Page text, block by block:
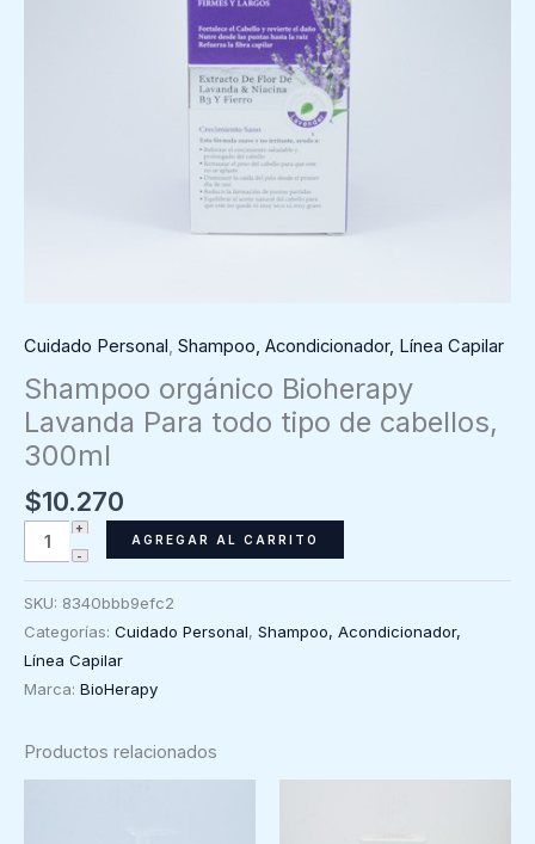
Cuidado Personal , Shampoo, Acondicionador, Línea Capilar
Shampoo orgánico Bioherapy
Lavanda Para todo tipo de cabellos,
300ml
$10.270
Shampoo
orgánico
cabellos,
AGREGAR AL CARRITO
SKU: 8340bbb9efc2
Categorías: Cuidado Personal, Shampoo, Acondicionador,
Línea Capilar
Marca: BioHerapy
Productos relacionados